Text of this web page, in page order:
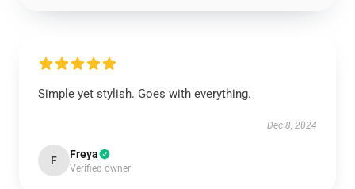
Simple yet stylish. Goes with everything.
Dec 8, 2024
F Freya
Verified owner